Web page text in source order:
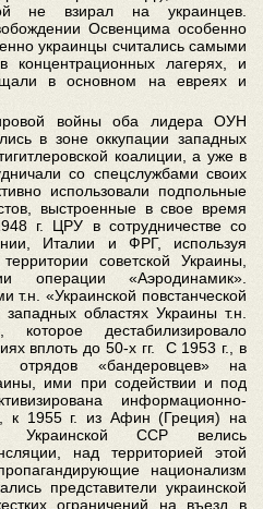
не взирал на украинцев.
Освенцима особенно
украинцы считались самыми
концентрационных лагерях, и
в основном на евреях и
войны оба лидера ОУН
в зоне оккупации западных
коалиции, а уже в
со спецслужбами своих
использовали подпольные
выстроенные в свое время
г. ЦРУ в сотрудничестве со
Италии и ФРГ, используя
советской Украины,
операции «Аэродинамик».
т.н. «Украинской повстанческой
областях Украины т.н.
которое дестабилизировало
вплоть до 50-х гг. С 1953 г., в
отрядов «бандеровцев» на
ими при содействии и под
информационно-
к 1955 г. из Афин (Греция) на
Украинской ССР велись
над территорией этой
национализм
представители украинской
ограничений на въезд в